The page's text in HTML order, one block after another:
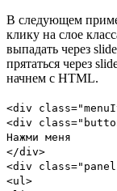
В следующем
клику на слое
выпадать через
прятаться через
начнем с HTML.
<div
<div
Нажми меня
</div>
<div
<ul>